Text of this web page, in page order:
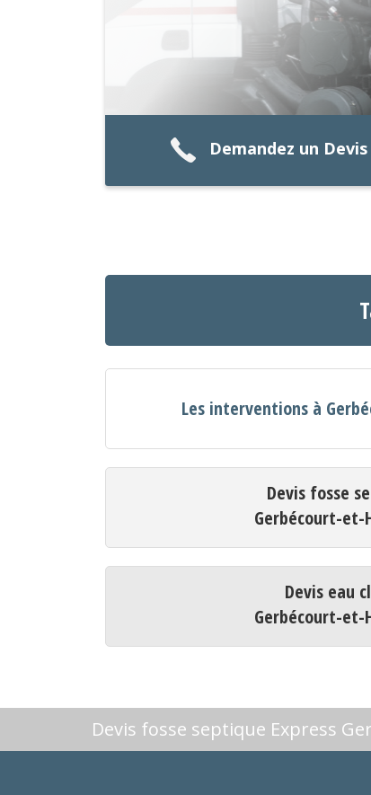
Demandez un Devis
Les interventions à
Devis fosse
Gerbécourt-et-
Devis eau
Gerbécourt-et-
Devis fosse septique Express